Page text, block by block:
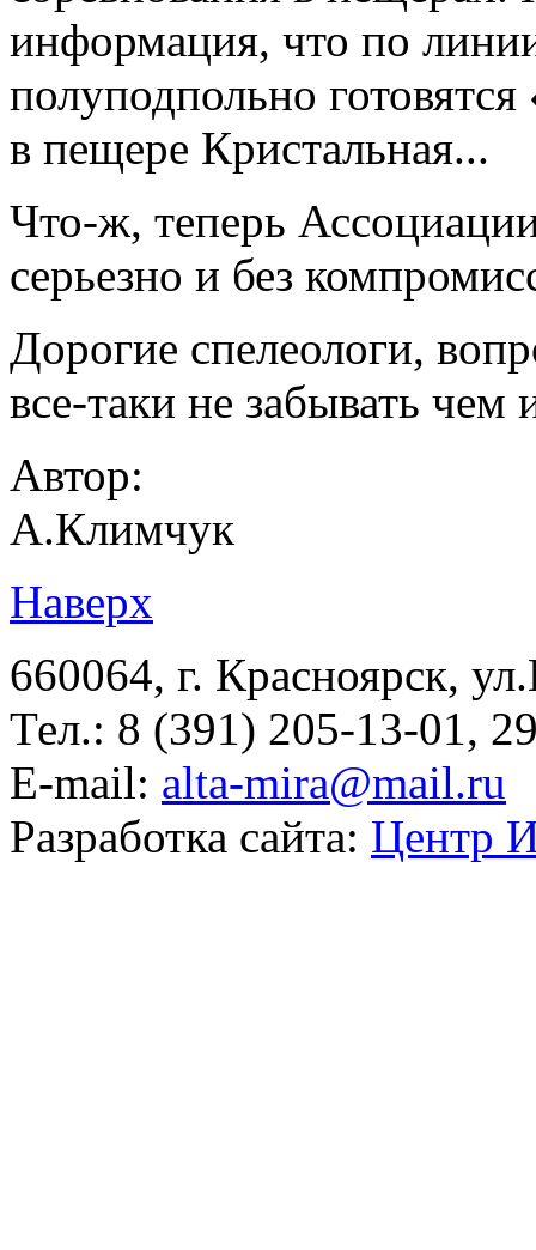
информация, что по
полуподпольно
в пещере Кристальная...
Что-ж, теперь
серьезно и без
Дорогие спелеологи,
все-таки не забывать
Автор:
А.Климчук
Наверх
660064, г. Красноярск,
Тел.: 8 (391) 205-13-01,
E-mail: alta-mira@mail.ru
Разработка сайта: Центр